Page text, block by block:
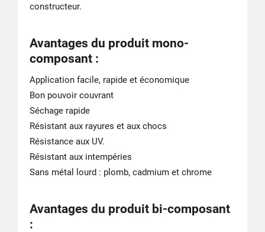
constructeur.
Avantages du produit mono-
composant :
Application facile, rapide et économique
Bon pouvoir couvrant
Séchage rapide
Résistant aux rayures et aux chocs
Résistance aux UV.
Résistant aux intempéries
Sans métal lourd : plomb, cadmium et chrome
Avantages du produit bi-composant
: